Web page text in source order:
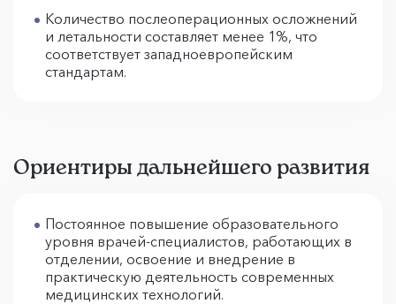
Количество послеоперационных осложнений
и летальности составляет менее 1%, что
соответствует западноевропейским
стандартам.
Ориентиры дальнейшего развития
Постоянное повышение образовательного
уровня врачей-специалистов, работающих в
отделении, освоение и внедрение в
практическую деятельность современных
медицинских технологий.